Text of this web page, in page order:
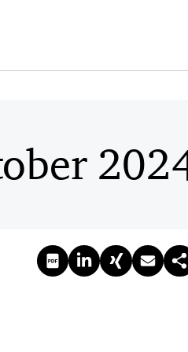
PDF erstellen
Auf LinkedIn
Auf XingPer E-